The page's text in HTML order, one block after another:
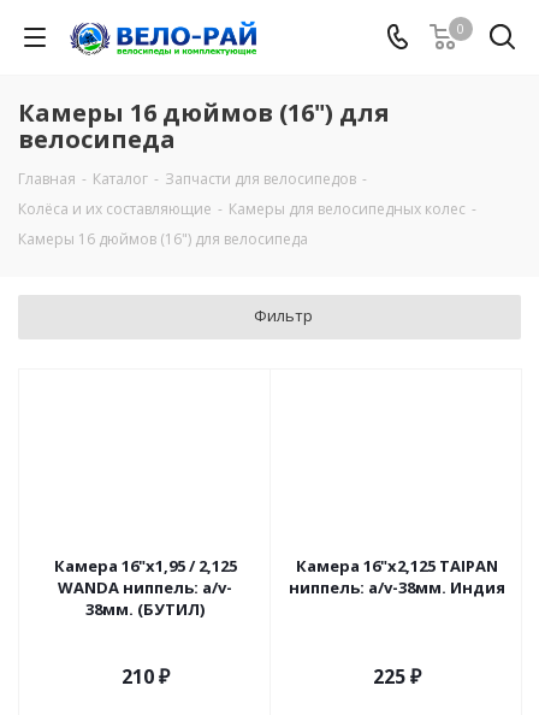
0
Камеры 16 дюймов (16") для
велосипеда
Главная - Каталог - Запчасти для велосипедов -
Колёса и их составляющие - Камеры для велосипедных колес -
Камеры 16 дюймов (16") для велосипеда
Фильтр
Камера 16"х1,95 / 2,125
WANDA ниппель: a/v-
38мм. (БУТИЛ)
210₽
Камера 16"х2,125 TAIPAN
ниппель: a/v-38мм. Индия
225₽